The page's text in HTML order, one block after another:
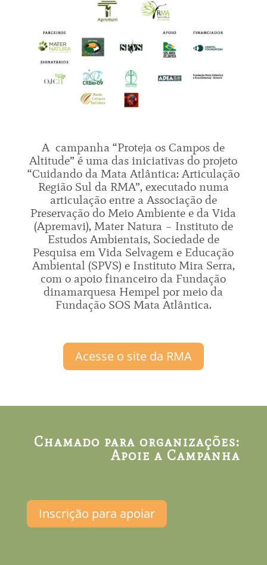
A campanha “Proteja os Campos de
Altitude” é uma das iniciativas do projeto
“Cuidando da Mata Atlântica: Articulação
Região Sul da RMA”, executado numa
articulação entre a Associação de
Preservação do Meio Ambiente e da Vida
(Apremavi), Mater Natura – Instituto de
Estudos Ambientais, Sociedade de
Pesquisa em Vida Selvagem e Educação
Ambiental (SPVS) e Instituto Mira Serra,
com o apoio financeiro da Fundação
dinamarquesa Hempel por meio da
Fundação SOS Mata Atlântica.
Acesse o site da RMA
Chamado para organizações:
Apoie a Campanha
Inscrição para apoiar